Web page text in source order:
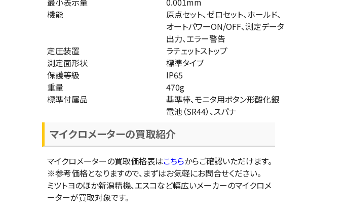
機能
原点セット、ゼロセット、ホールド、
オートパワーON/OFF、測定データ
出力、エラー警告
定圧装置
ラチェットストップ
測定面形状
標準タイプ
保護等級
IP65
重量
470g
標準付属品
基準棒、モニタ用ボタン形酸化銀
電池（SR44）、スパナ
マイクロメーターの買取紹介
マイクロメーターの買取価格表はこちらからご確認いただけます。
※参考価格となりますので、まずはお気軽にお問合せください。
ミツトヨのほか新潟精機、エスコなど幅広いメーカーのマイクロメ
ーターが買取対象です。